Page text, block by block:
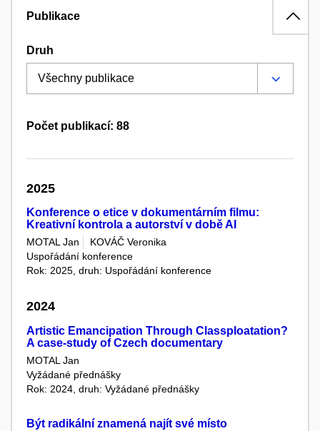
Publikace
Druh
Počet publikací: 88
2025
Konference o etice v dokumentárním filmu:
Kreativní kontrola a autorství v době AI
MOTAL Jan
KOVÁČ Veronika
Uspořádání konference
Rok: 2025, druh: Uspořádání konference
2024
Artistic Emancipation Through Classploatation?
A case-study of Czech documentary
MOTAL Jan
Vyžádané přednášky
Rok: 2024, druh: Vyžádané přednášky
Být radikální znamená najít své místo